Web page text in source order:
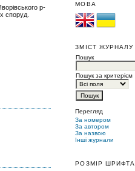
МОВА
ЗМІСТ ЖУРНАЛУ
Пошук
Пошук за критерієм
Перегляд
За номером
За автором
За назвою
Інші журнали
РОЗМІР ШРИФТА
р-
споруд.